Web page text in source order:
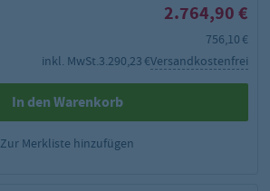
2.764,90 €
756,10 €
inkl. MwSt.3.290,23 €Versandkostenfrei
In den Warenkorb
Zur Merkliste hinzufügen